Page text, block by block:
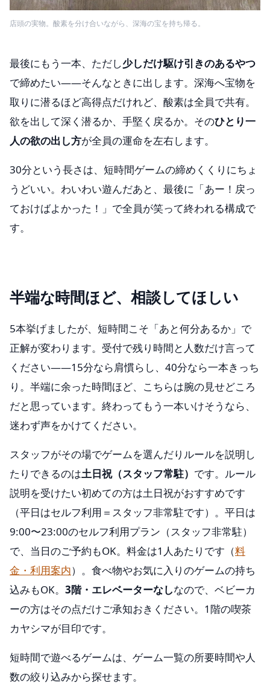
店頭の実物。酸素を分け合いながら、深海の宝を持ち帰る。
最後にもう一本、ただし少しだけ駆け引きのあるやつ
で締めたい——そんなときに出します。深海へ宝物を
取りに潜るほど高得点だけれど、酸素は全員で共有。
欲を出して深く潜るか、手堅く戻るか。そのひとり一
人の欲の出し方が全員の運命を左右します。
30分という長さは、短時間ゲームの締めくくりにちょ
うどいい。わいわい遊んだあと、最後に「あー！戻っ
ておけばよかった！」で全員が笑って終われる構成で
す。
半端な時間ほど、相談してほしい
5本挙げましたが、短時間こそ「あと何分あるか」で
正解が変わります。受付で残り時間と人数だけ言って
ください——15分なら肩慣らし、40分なら一本きっち
り。半端に余った時間ほど、こちらは腕の見せどころ
だと思っています。終わってもう一本いけそうなら、
迷わず声をかけてください。
スタッフがその場でゲームを選んだりルールを説明し
たりできるのは土日祝（スタッフ常駐） です。ルール
説明を受けたい初めての方は土日祝がおすすめです
（平日はセルフ利用＝スタッフ非常駐です）。平日は
9:00〜23:00のセルフ利用プラン（スタッフ非常駐）
で、当日のご予約もOK。料金は1人あたりです（料
金・利用案内）。食べ物やお気に入りのゲームの持ち
込みもOK。 3階・エレベーターなしなので、ベビーカ
ーの方はその点だけご承知おきください。1階の喫茶
カヤシマが目印です。
短時間で遊べるゲームは、ゲーム一覧の所要時間や人
数の絞り込みから探せます。